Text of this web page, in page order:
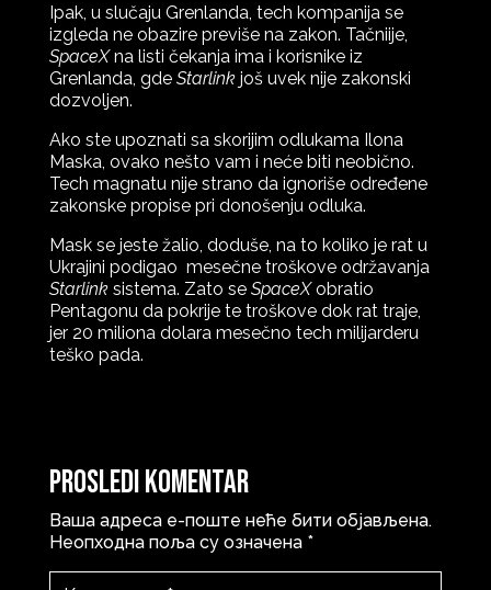
Ipak, u slučaju Grenlanda, tech kompanija se
izgleda ne obazire previše na zakon. Tačniije,
SpaceXna listi čekanja ima i korisnike iz
Grenlanda, gde Starlinkjoš uvek nije zakonski
dozvoljen.
Ako ste upoznati sa skorijim odlukama Ilona
Maska, ovako nešto vam i neće biti neobično.
Tech magnatu nije strano da ignoriše određene
zakonske propise pri donošenju odluka.
Mask se jeste žalio, doduše, na to koliko je rat u
Ukrajini podigao mesečne troškove održavanja
Starlinksistema. Zato se SpaceXobratio
Pentagonu da pokrije te troškove dok rat traje,
jer 20 miliona dolara mesečno tech milijarderu
teško pada.
Prosledi komentar
Ваша адреса е-поште неће бити објављена.
Неопходна поља су означена *